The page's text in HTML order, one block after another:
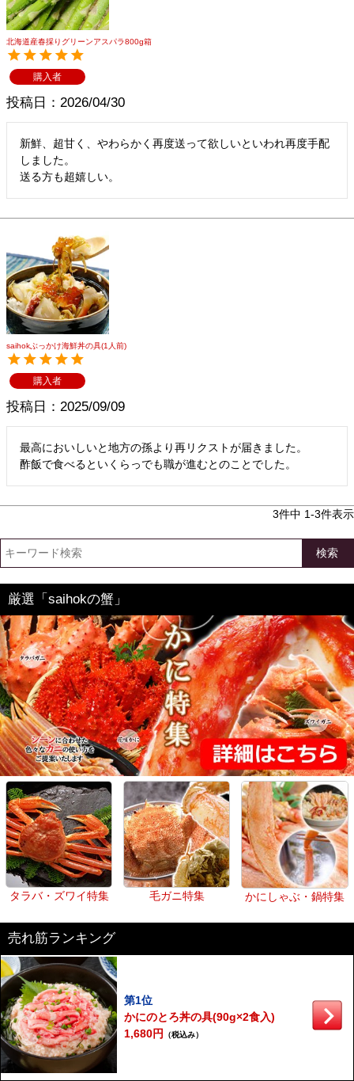
北海道産春採りグリーンアスパラ800g箱
購入者
投稿日 2026/04/30
新鮮、超甘く、やわらかく再度送って欲しいといわれ再度手配
しました。
送る方も超嬉しい。
saihokぶっかけ海鮮丼の具(1人前)
購入者
投稿日 2025/09/09
最高においしいと地方の孫より再リクストが届きました。
3件中 1-3件表示
検索
厳選「saihokの蟹」
タラバ・ズワイ特集 毛ガニ特集 かにしゃぶ・鍋特集
売れ筋ランキング
第1位
かにのとろ丼の具(90g×2食入)
1,680円 （税込み）